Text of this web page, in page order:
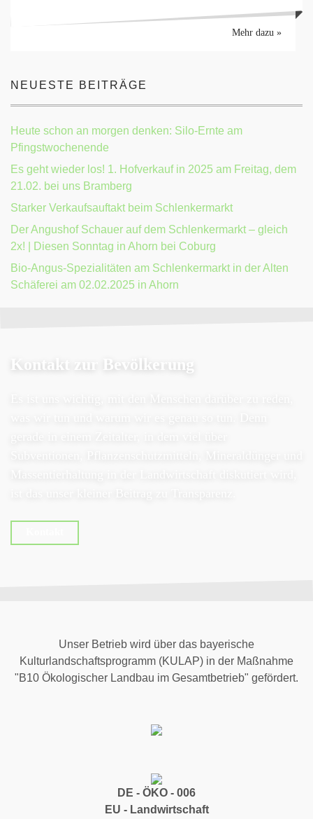
Mehr dazu »
NEUESTE BEITRÄGE
Heute schon an morgen denken: Silo-Ernte am
Pfingstwochenende
Es geht wieder los! 1. Hofverkauf in 2025 am Freitag, dem
21.02. bei uns Bramberg
Starker Verkaufsauftakt beim Schlenkermarkt
Der Angushof Schauer auf dem Schlenkermarkt – gleich
2x! | Diesen Sonntag in Ahorn bei Coburg
Bio-Angus-Spezialitäten am Schlenkermarkt in der Alten
Schäferei am 02.02.2025 in Ahorn
Kontakt zur Bevölkerung
Unser Betrieb wird über das bayerische
Kulturlandschaftsprogramm (KULAP) in der Maßnahme
"B10 Ökologischer Landbau im Gesamtbetrieb" gefördert.
DE - ÖKO - 006
EU - Landwirtschaft